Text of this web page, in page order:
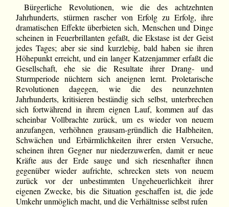
Bürgerliche Revolutionen, wie die des achtzehnten
Jahrhunderts, stürmen rascher von Erfolg zu Erfolg, ihre
dramatischen Effekte überbieten sich, Menschen und Dinge
scheinen in Feuerbrillanten gefaßt, die Ekstase ist der Geist
jedes Tages; aber sie sind kurzlebig, bald haben sie ihren
Höhepunkt erreicht, und ein langer Katzenjammer erfaßt die
Gesellschaft, ehe sie die Resultate ihrer Drang- und
Sturmperiode nüchtern sich aneignen lernt. Proletarische
Revolutionen dagegen, wie die des neunzehnten
Jahrhunderts, kritisieren beständig sich selbst, unterbrechen
sich fortwährend in ihrem eignen Lauf, kommen auf das
scheinbar Vollbrachte zurück, um es wieder von neuem
anzufangen, verhöhnen grausam-gründlich die Halbheiten,
Schwächen und Erbärmlichkeiten ihrer ersten Versuche,
scheinen ihren Gegner nur niederzuwerfen, damit er neue
Kräfte aus der Erde sauge und sich riesenhafter ihnen
gegenüber wieder aufrichte, schrecken stets von neuem
zurück vor der unbestimmten Ungeheuerlichkeit ihrer
eigenen Zwecke, bis die Situation geschaffen ist, die jede
Umkehr unmöglich macht, und die Verhältnisse selbst rufen